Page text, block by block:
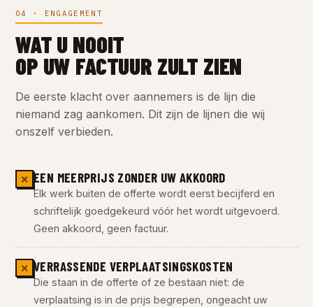
04 · ENGAGEMENT
WAT U NOOIT
OP UW FACTUUR ZULT ZIEN
De eerste klacht over aannemers is de lijn die
niemand zag aankomen. Dit zijn de lijnen die wij
onszelf verbieden.
✕ EEN MEERPRIJS ZONDER UW AKKOORD
Elk werk buiten de offerte wordt eerst becijferd en
schriftelijk goedgekeurd vóór het wordt uitgevoerd.
Geen akkoord, geen factuur.
✕ VERRASSENDE VERPLAATSINGSKOSTEN
Die staan in de offerte of ze bestaan niet: de
verplaatsing is in de prijs begrepen, ongeacht uw